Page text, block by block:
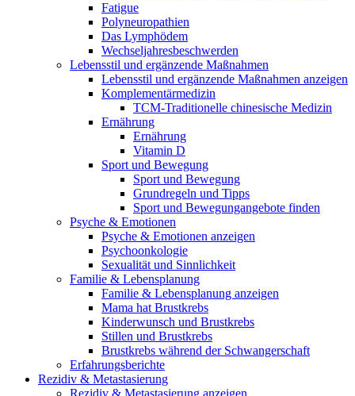
Fatigue
Polyneuropathien
Das Lymphödem
Wechseljahresbeschwerden
Lebensstil und ergänzende Maßnahmen
Lebensstil und ergänzende Maßnahmen anzeigen
Komplementärmedizin
TCM-Traditionelle chinesische Medizin
Ernährung
Ernährung
Vitamin D
Sport und Bewegung
Sport und Bewegung
Grundregeln und Tipps
Sport und Bewegungangebote finden
Psyche & Emotionen
Psyche & Emotionen anzeigen
Psychoonkologie
Sexualität und Sinnlichkeit
Familie & Lebensplanung
Familie & Lebensplanung anzeigen
Mama hat Brustkrebs
Kinderwunsch und Brustkrebs
Stillen und Brustkrebs
Brustkrebs während der Schwangerschaft
Erfahrungsberichte
Rezidiv & Metastasierung